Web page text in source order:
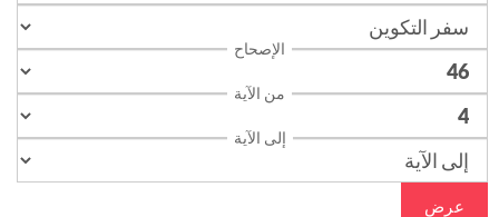
الإصحاح
من الآية
إلى الآية
عرض